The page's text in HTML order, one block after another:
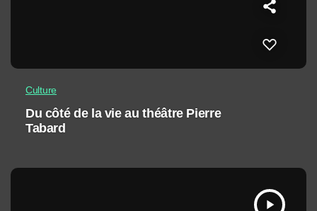
Culture
Du côté de la vie au théâtre Pierre
Tabard
play_arrow